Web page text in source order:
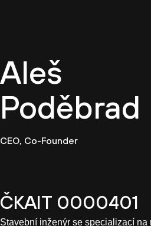
Aleš
Poděbrad
CEO, Co-Founder
ČKAIT 0000401
Stavební inženýr se specializací na